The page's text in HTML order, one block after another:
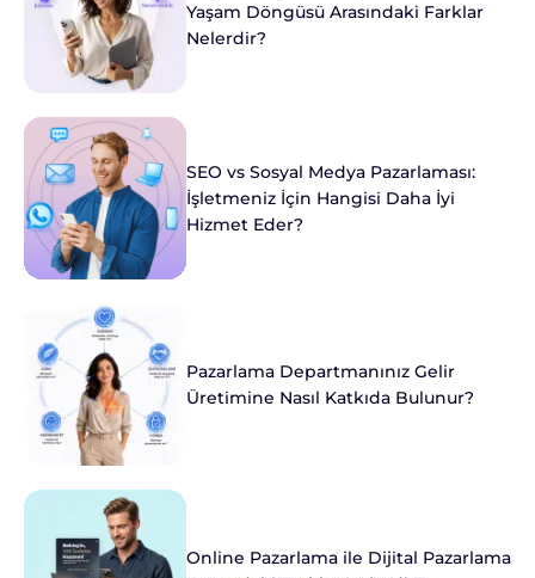
Yaşam Döngüsü Arasındaki Farklar
Nelerdir?
SEO vs Sosyal Medya Pazarlaması:
İşletmeniz İçin Hangisi Daha İyi
Hizmet Eder?
Pazarlama Departmanınız Gelir
Üretimine Nasıl Katkıda Bulunur?
Online Pazarlama ile Dijital Pazarlama